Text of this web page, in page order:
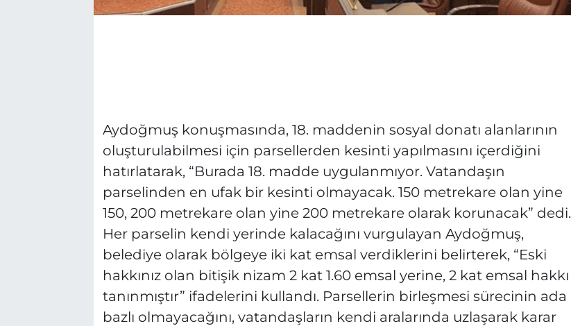
Aydoğmuş konuşmasında, 18. maddenin sosyal donatı alanlarının
oluşturulabilmesi için parsellerden kesinti yapılmasını içerdiğini
hatırlatarak, “Burada 18. madde uygulanmıyor. Vatandaşın
parselinden en ufak bir kesinti olmayacak. 150 metrekare olan yine
150, 200 metrekare olan yine 200 metrekare olarak korunacak” dedi.
Her parselin kendi yerinde kalacağını vurgulayan Aydoğmuş,
belediye olarak bölgeye iki kat emsal verdiklerini belirterek, “Eski
hakkınız olan bitişik nizam 2 kat 1.60 emsal yerine, 2 kat emsal hakkı
tanınmıştır” ifadelerini kullandı. Parsellerin birleşmesi sürecinin ada
bazlı olmayacağını, vatandaşların kendi aralarında uzlaşarak karar